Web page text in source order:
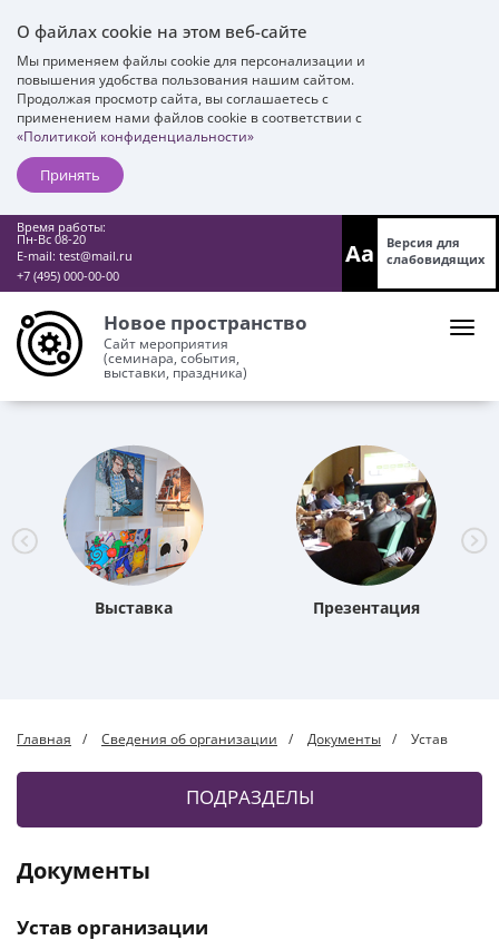
О файлах cookie на этом веб-сайте
Мы применяем файлы cookie для персонализации и
повышения удобства пользования нашим сайтом.
Продолжая просмотр сайта, вы соглашаетесь с
применением нами файлов cookie в соответствии с
«Политикой конфиденциальности»
Принять
Время работы:
Пн-Вс 08-20
E-mail: test@mail.ru
+7 (495) 000-00-00
Aa
Версия для
слабовидящих
Новое пространство
Сайт мероприятия
(семинара, события,
выставки, праздника)
Выставка Презентация
Главная Сведения об организации Документы Устав
ПОДРАЗДЕЛЫ
Документы
Устав организации